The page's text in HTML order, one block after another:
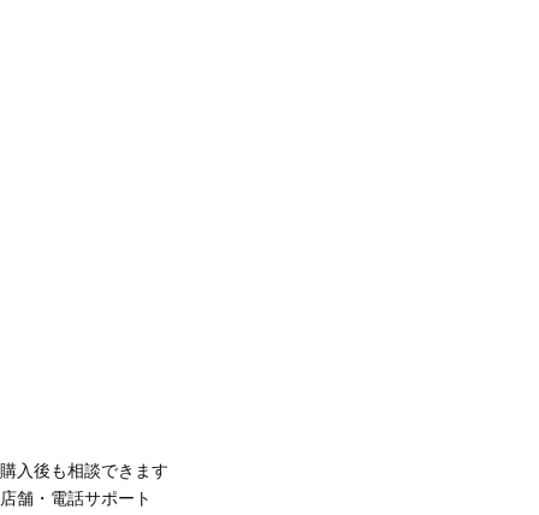
購入後も相談できます
店舗・電話サポート